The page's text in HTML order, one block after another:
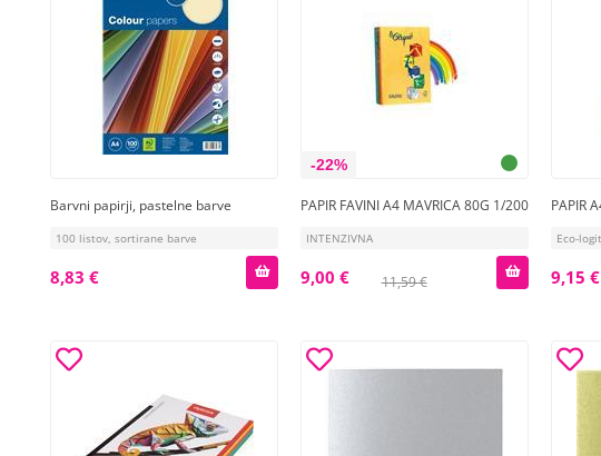
Barvni papirji, pastelne barve
100 listov, sortirane barve
8,83 €
-22%
PAPIR FAVINI A4 MAVRICA 80G 1/200
INTENZIVNA
11,59 €
9,00 €
PAPIR
Eco-
9,15 €